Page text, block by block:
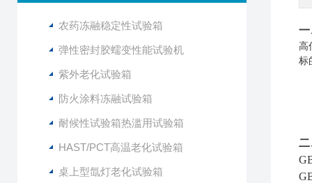
农药冻融稳定性试验箱
弹性密封胶蠕变性能试验机
紫外老化试验箱
防火涂料冻融试验箱
耐候性试验箱热滥用试验箱
HAST/PCT高温老化试验箱
桌上型氙灯老化试验箱
一
高
标
二